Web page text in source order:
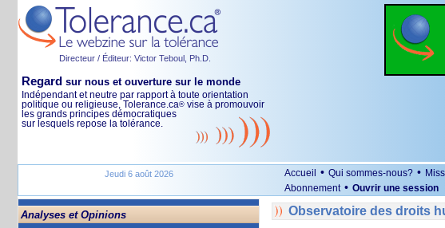
Directeur / Éditeur: Victor Teboul, Ph.D.
Regard sur nous et ouverture sur le monde
Indépendant et neutre par rapport à toute orientation
politique ou religieuse, Tolerance.ca® vise à promouvoir
les grands principes démocratiques
sur lesquels repose la tolérance.
Jeudi 6 août 2026 Accueil • Qui sommes-nous? •
Abonnement • Ouvrir une session
Analyses et Opinions
Observatoire des droits